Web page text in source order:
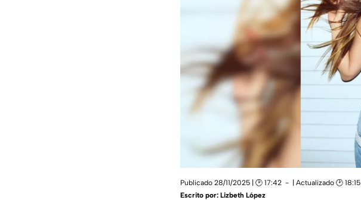
Publicado 28/11/2025 | 🕑 17:42 | Actualizado 🕑 18:15
Escrito por: Lizbeth López